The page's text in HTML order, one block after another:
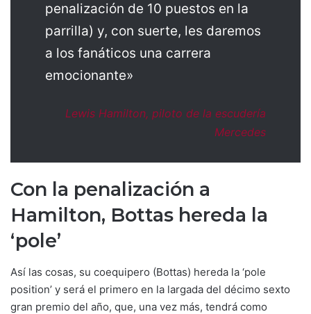
penalización de 10 puestos en la
parrilla) y, con suerte, les daremos
a los fanáticos una carrera
emocionante»
Lewis Hamilton, piloto de la escudería
Mercedes
Con la penalización a
Hamilton, Bottas hereda la
‘pole’
Así las cosas, su coequipero (Bottas) hereda la ‘pole
position’ y será el primero en la largada del décimo sexto
gran premio del año, que, una vez más, tendrá como